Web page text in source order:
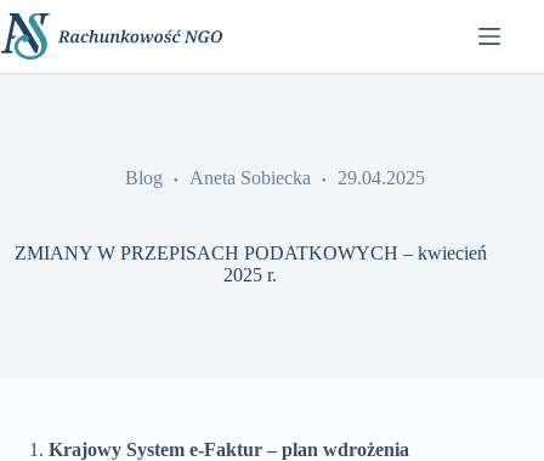
Przejdź
do
treści
Blog Aneta Sobiecka 29.04.2025
ZMIANY W PRZEPISACH PODATKOWYCH – kwiecień
2025 r.
Krajowy System e-Faktur – plan wdrożenia